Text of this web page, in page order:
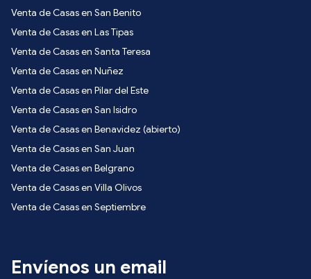
Venta de Casas en San Benito
Venta de Casas en Las Tipas
Venta de Casas en Santa Teresa
Venta de Casas en Nuñez
Venta de Casas en Pilar del Este
Venta de Casas en San Isidro
Venta de Casas en Benavidez (abierto)
Venta de Casas en San Juan
Venta de Casas en Belgrano
Venta de Casas en Villa Olivos
Venta de Casas en Septiembre
Envíenos un email